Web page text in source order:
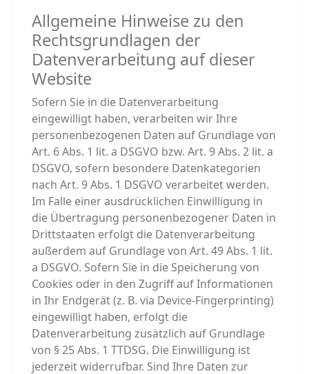
Allgemeine Hinweise zu den
Rechtsgrundlagen der
Datenverarbeitung auf dieser
Website
Sofern Sie in die Datenverarbeitung
eingewilligt haben, verarbeiten wir Ihre
personenbezogenen Daten auf Grundlage von
Art. 6 Abs. 1 lit. a DSGVO bzw. Art. 9 Abs. 2 lit. a
DSGVO, sofern besondere Datenkategorien
nach Art. 9 Abs. 1 DSGVO verarbeitet werden.
Im Falle einer ausdrücklichen Einwilligung in
die Übertragung personenbezogener Daten in
Drittstaaten erfolgt die Datenverarbeitung
außerdem auf Grundlage von Art. 49 Abs. 1 lit.
a DSGVO. Sofern Sie in die Speicherung von
Cookies oder in den Zugriff auf Informationen
in Ihr Endgerät (z. B. via Device-Fingerprinting)
eingewilligt haben, erfolgt die
Datenverarbeitung zusätzlich auf Grundlage
von § 25 Abs. 1 TTDSG. Die Einwilligung ist
jederzeit widerrufbar. Sind Ihre Daten zur